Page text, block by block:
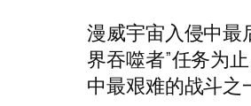
漫威宇宙入侵中最
界吞噬者”任务为
中最艰难的战斗之